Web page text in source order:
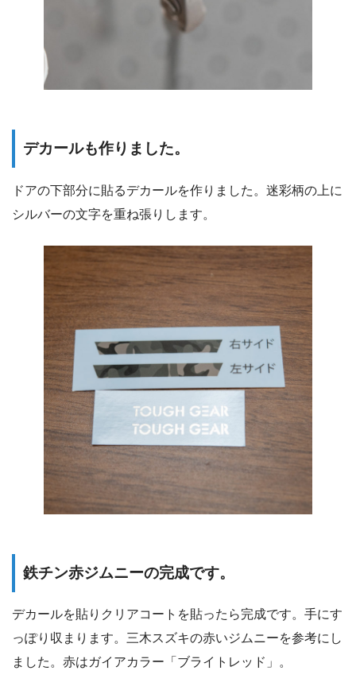
デカールも作りました。
ドアの下部分に貼るデカールを作りました。迷彩柄の上に
シルバーの文字を重ね張りします。
鉄チン赤ジムニーの完成です。
デカールを貼りクリアコートを貼ったら完成です。手にす
っぽり収まります。三木スズキの赤いジムニーを参考にし
ました。赤はガイアカラー「ブライトレッド」。